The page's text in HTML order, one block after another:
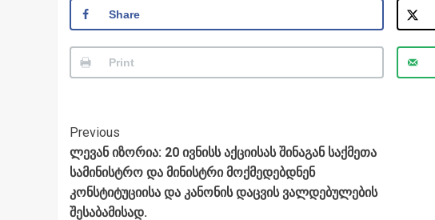
Share
Print
Post
Navigation
Previous
ლევან იზორია: 20 ივნისს აქციისას შინაგან საქმეთა
სამინისტრო და მინისტრი მოქმედებდნენ
კონსტიტუციისა და კანონის დაცვის ვალდებულების
შესაბამისად.